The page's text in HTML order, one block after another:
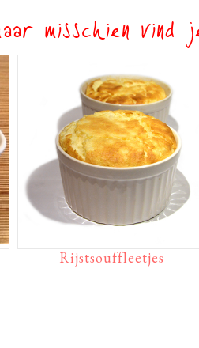
misschien vind
Rijstsouffleetjes